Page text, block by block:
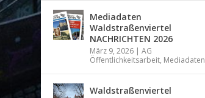
Mediadaten
Waldstraßenviertel
NACHRICHTEN 2026
März 9, 2026 |AG
Öffentlichkeitsarbeit, Mediadaten
Waldstraßenviertel